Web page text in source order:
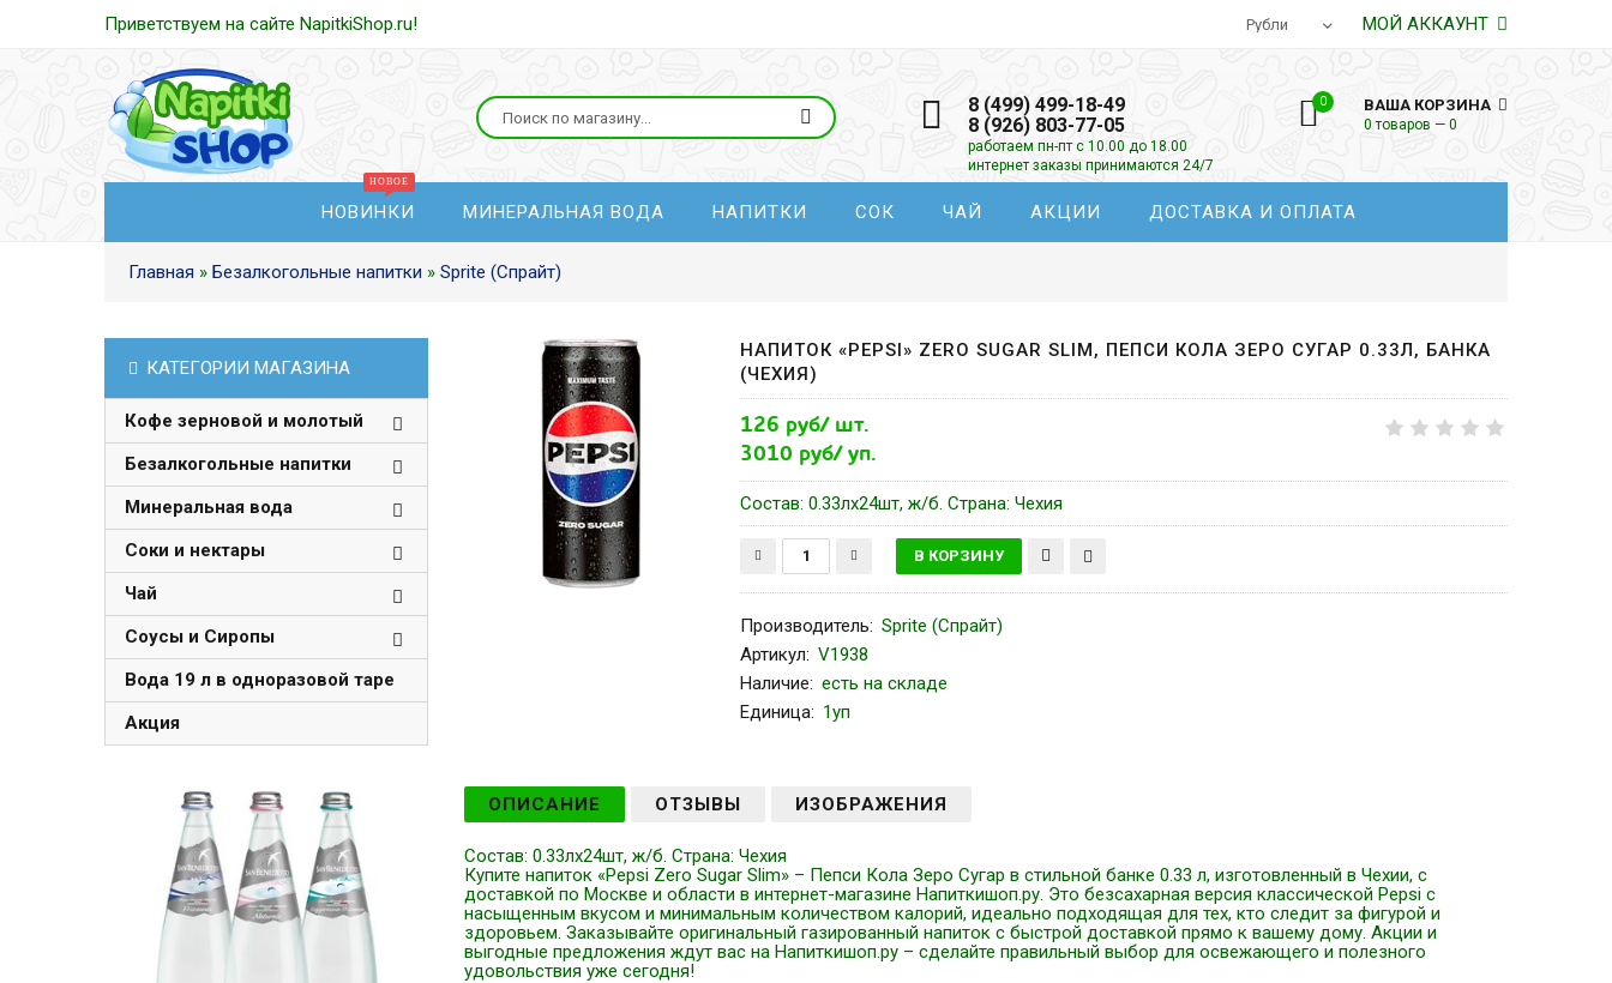
Приветствуем на сайте NapitkiShop.ru! МОЙ АККАУНТ
8 (499) 499-18-49
8 (926) 803-77-05
работаем пн-пт с 10.00 до 18.00
интернет заказы принимаются 24/7
0 ВАША КОРЗИНА
0 товаров — 0
НОВИНКИ МИНЕРАЛЬНАЯ ВОДА НАПИТКИ СОК ЧАЙ АКЦИИ ДОСТАВКА И ОПЛАТА
Главная » Безалкогольные напитки » Sprite (Спрайт)
НАПИТОК «PEPSI» ZERO SUGAR SLIM, ПЕПСИ КОЛА ЗЕРО СУГАР 0.33Л, БАНКА
(ЧЕХИЯ)
126 руб/ шт.
3010 руб/ уп.
Состав: 0.33лх24шт, ж/б. Страна: Чехия
Производитель: Sprite (Спрайт)
Артикул: V1938
Наличие: есть на складе
Единица: 1уп
ОПИСАНИЕ ОТЗЫВЫ ИЗОБРАЖЕНИЯ
Состав: 0.33лх24шт, ж/б. Страна: Чехия
Купите напиток «Pepsi Zero Sugar Slim» – Пепси Кола Зеро Сугар в стильной банке 0.33 л, изготовленный в Чехии, с
доставкой по Москве и области в интернет-магазине Напиткишоп.ру. Это безсахарная версия классической Pepsi с
насыщенным вкусом и минимальным количеством калорий, идеально подходящая для тех, кто следит за фигурой и
здоровьем. Заказывайте оригинальный газированный напиток с быстрой доставкой прямо к вашему дому. Акции и
выгодные предложения ждут вас на Напиткишоп.ру – сделайте правильный выбор для освежающего и полезного
удовольствия уже сегодня!
КАТЕГОРИИ МАГАЗИНА
Кофе зерновой и молотый
Безалкогольные напитки
Минеральная вода
Соки и нектары
Чай
Соусы и Сиропы
Вода 19 л в одноразовой таре
Акция